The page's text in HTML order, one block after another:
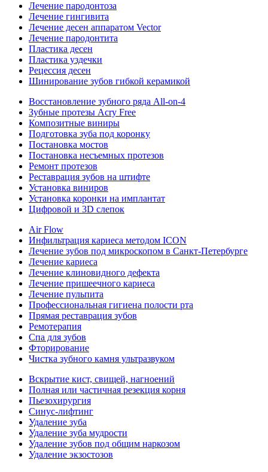
Лечение пародонтоза
Лечение гингивита
Лечение десен аппаратом Vector
Лечение пародонтита
Пластика десен
Пластика уздечки
Рецессия десен
Шинирование зубов гибкой керамикой
Восстановление зубного ряда All‑on‑4
Зубные протезы Acry Free
Композитные виниры
Подготовка зуба под коронку
Постановка мостов
Постановка несъемных протезов
Ремонт протезов
Реставрация зубов на штифте
Установка виниров
Установка коронки на имплантат
Цифровой и 3D слепок
Air Flow
Инфильтрация кариеса методом ICON
Лечение зубов под микроскопом в Санкт-Петербурге
Лечение кариеса
Лечение клиновидного дефекта
Лечение пришеечного кариеса
Лечение пульпита
Профессиональная гигиена полости рта
Прямая реставрация зубов
Ремотерапия
Спа для зубов
Фторирование
Чистка зубного камня ультразвуком
Вскрытие кист, свищей, нагноений
Полная или частичная резекция корня
Пьезохирургия
Синус-лифтинг
Удаление зуба
Удаление зуба мудрости
Удаление зубов под общим наркозом
Удаление экзостозов